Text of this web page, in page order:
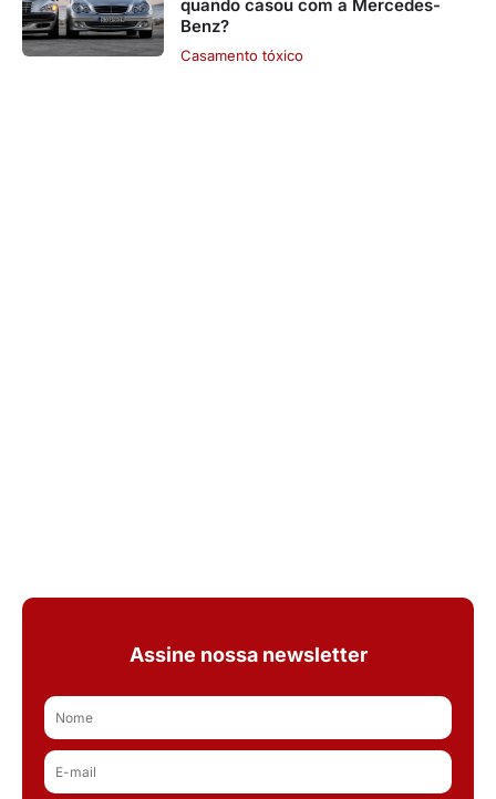
quando casou com a Mercedes-
Benz?
Casamento tóxico
Assine nossa newsletter